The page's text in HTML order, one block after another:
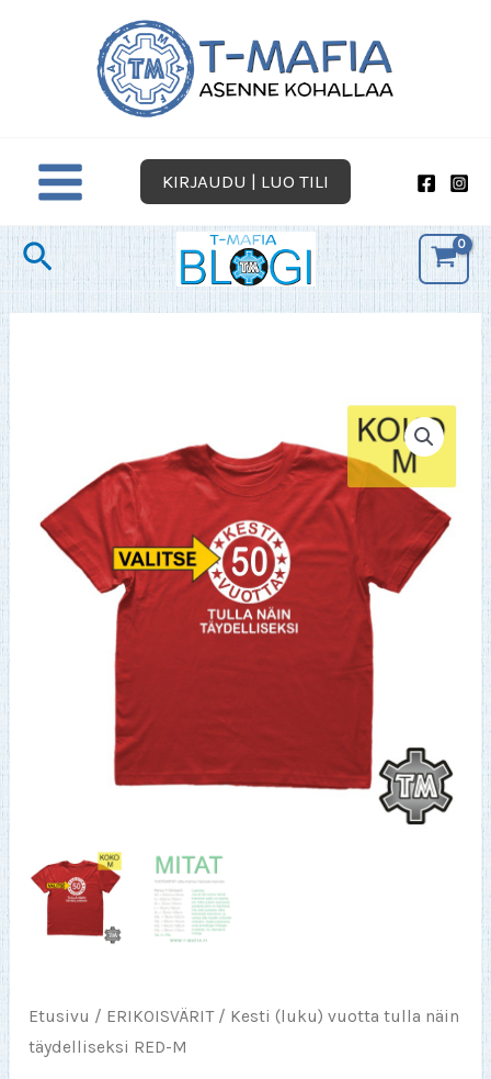
KIRJAUDU | LUO TILI
Hae
Etusivu / ERIKOISVÄRIT/ Kesti (luku) vuotta tulla näin
täydelliseksi RED-M